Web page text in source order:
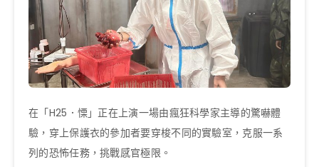
在「H25．慄」正在上演一場由瘋狂科學家主導的驚嚇體
驗，穿上保護衣的參加者要穿梭不同的實驗室，克服一系
列的恐怖任務，挑戰感官極限。